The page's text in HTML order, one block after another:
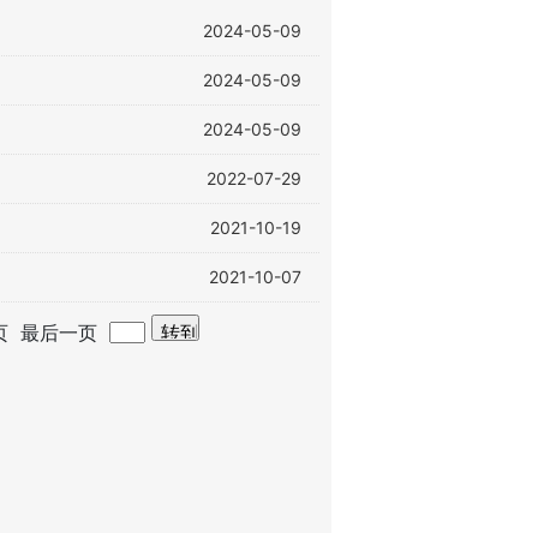
2024-05-09
2024-05-09
2024-05-09
2022-07-29
2021-10-19
2021-10-07
最后一页